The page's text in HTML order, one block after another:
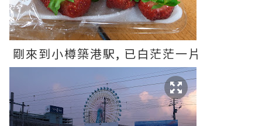
剛來到小樽築港駅, 已白茫茫一片